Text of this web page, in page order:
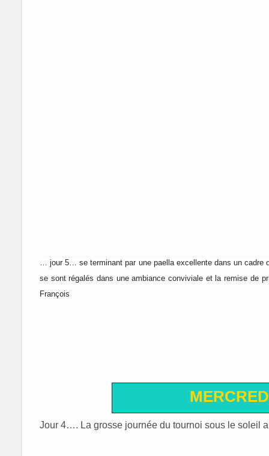
… jour 5… se terminant par une paella excellente dans un cadre
se sont régalés dans une ambiance conviviale et la remise de
François
Jour 4…. La grosse journée du tournoi sous le soleil